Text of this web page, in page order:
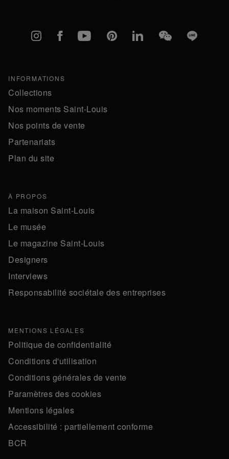
Instagram
FacebookYouTubePinterestlinkedInWeChatLine
INFORMATIONS
Collections
Nos moments Saint-Louis
Nos points de vente
Partenariats
Plan du site
À PROPOS
La maison Saint-Louis
Le musée
Le magazine Saint-Louis
Designers
Interviews
Responsabilité sociétale des entreprises
MENTIONS LÉGALES
Politique de confidentialité
Conditions d'utilisation
Conditions générales de vente
Paramètres des cookies
Mentions légales
Accessibilité : partiellement conforme
BCR